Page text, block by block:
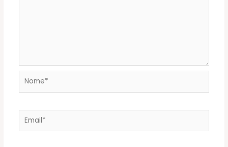
Nome*
Email*